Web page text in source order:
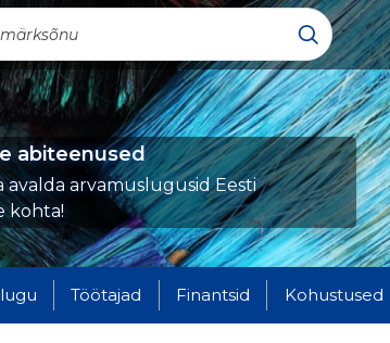
abiteenused
avalda arvamuslugusid Eesti
kohta!
Töötajad Finantsid Kohustused